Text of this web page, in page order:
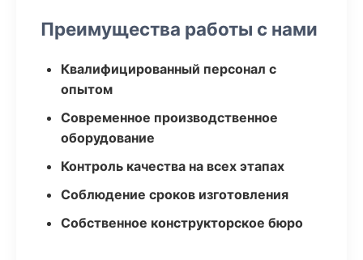
Преимущества работы с нами
Квалифицированный персонал с
опытом
Современное производственное
оборудование
Контроль качества на всех этапах
Соблюдение сроков изготовления
Собственное конструкторское бюро